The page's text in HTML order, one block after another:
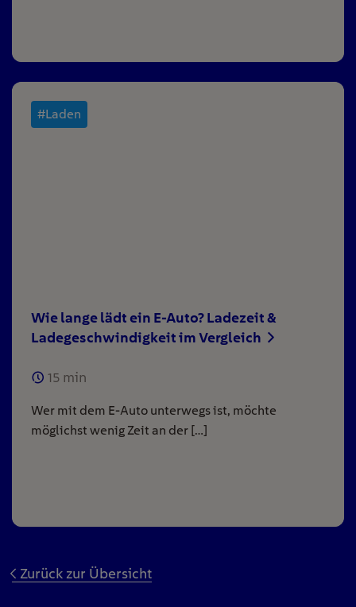
#Laden
Wie lange lädt ein E-Auto? Ladezeit &
Ladegeschwindigkeit im Vergleich
15 min
Wer mit dem E-Auto unterwegs ist, möchte
möglichst wenig Zeit an der […]
Zurück zur Übersicht